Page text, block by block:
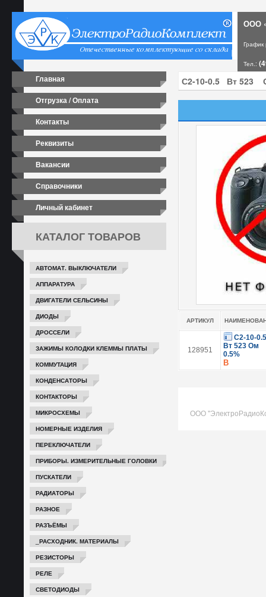
ООО
Тел.:
Главная
Отгрузка / Оплата
Контакты
Реквизиты
Вакансии
Справочники
Личный кабинет
КАТАЛОГ ТОВАРОВ
АВТОМАТ. ВЫКЛЮЧАТЕЛИ
АППАРАТУРА
ДВИГАТЕЛИ СЕЛЬСИНЫ
ДИОДЫ
ДРОССЕЛИ
ЗАЖИМЫ КОЛОДКИ КЛЕММЫ ПЛАТЫ
КОММУТАЦИЯ
КОНДЕНСАТОРЫ
КОНТАКТОРЫ
МИКРОСХЕМЫ
НОМЕРНЫЕ ИЗДЕЛИЯ
ПЕРЕКЛЮЧАТЕЛИ
ПРИБОРЫ. ИЗМЕРИТЕЛЬНЫЕ ГОЛОВКИ
ПУСКАТЕЛИ
РАДИАТОРЫ
РАЗНОЕ
РАЗЪЁМЫ
_РАСХОДНИК. МАТЕРИАЛЫ
РЕЗИСТОРЫ
РЕЛЕ
СВЕТОДИОДЫ
АРТИКУЛ
128951
С2-10-0.5
Вт 523 Ом
0.5%
В
ООО